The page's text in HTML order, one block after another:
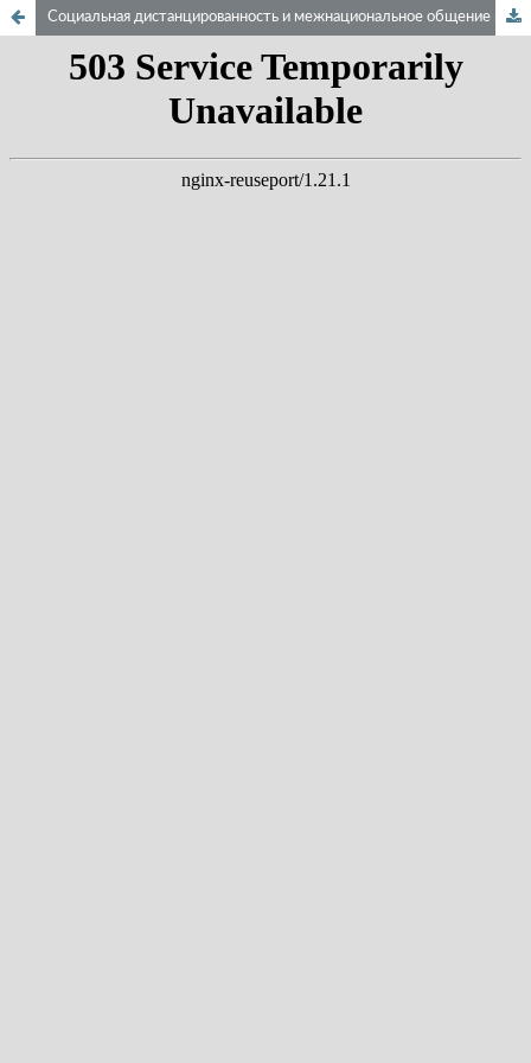
Социальная дистанцированность и межнациональное общение в этническом поведении дагестанской молодежи